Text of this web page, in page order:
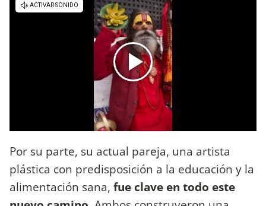
Por su parte, su actual pareja, una artista
plástica con predisposición a la educación y la
alimentación sana, fue clave en todo este